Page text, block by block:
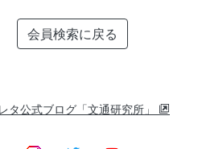
会員検索に戻る
タ公式ブログ「文通研究所」